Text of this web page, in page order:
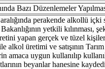
Bazı Düzenlemeler
perakende alkollü içki
yetkili kılınması,
yapan gerçek ve tüzel
alkol üretimi ve satışının
amaca uygun kullanılıp
beyanlar hanesine